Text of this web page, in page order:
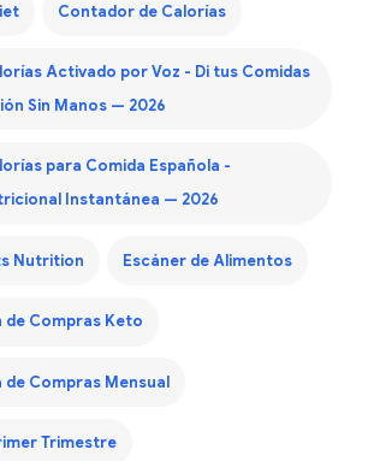
Contador de Calorías
Activado por Voz - Di tus Comidas
Sin Manos — 2026
para Comida Española -
Instantánea — 2026
Nutrition Escáner de Alimentos
Compras Keto
Compras Mensual
Trimestre